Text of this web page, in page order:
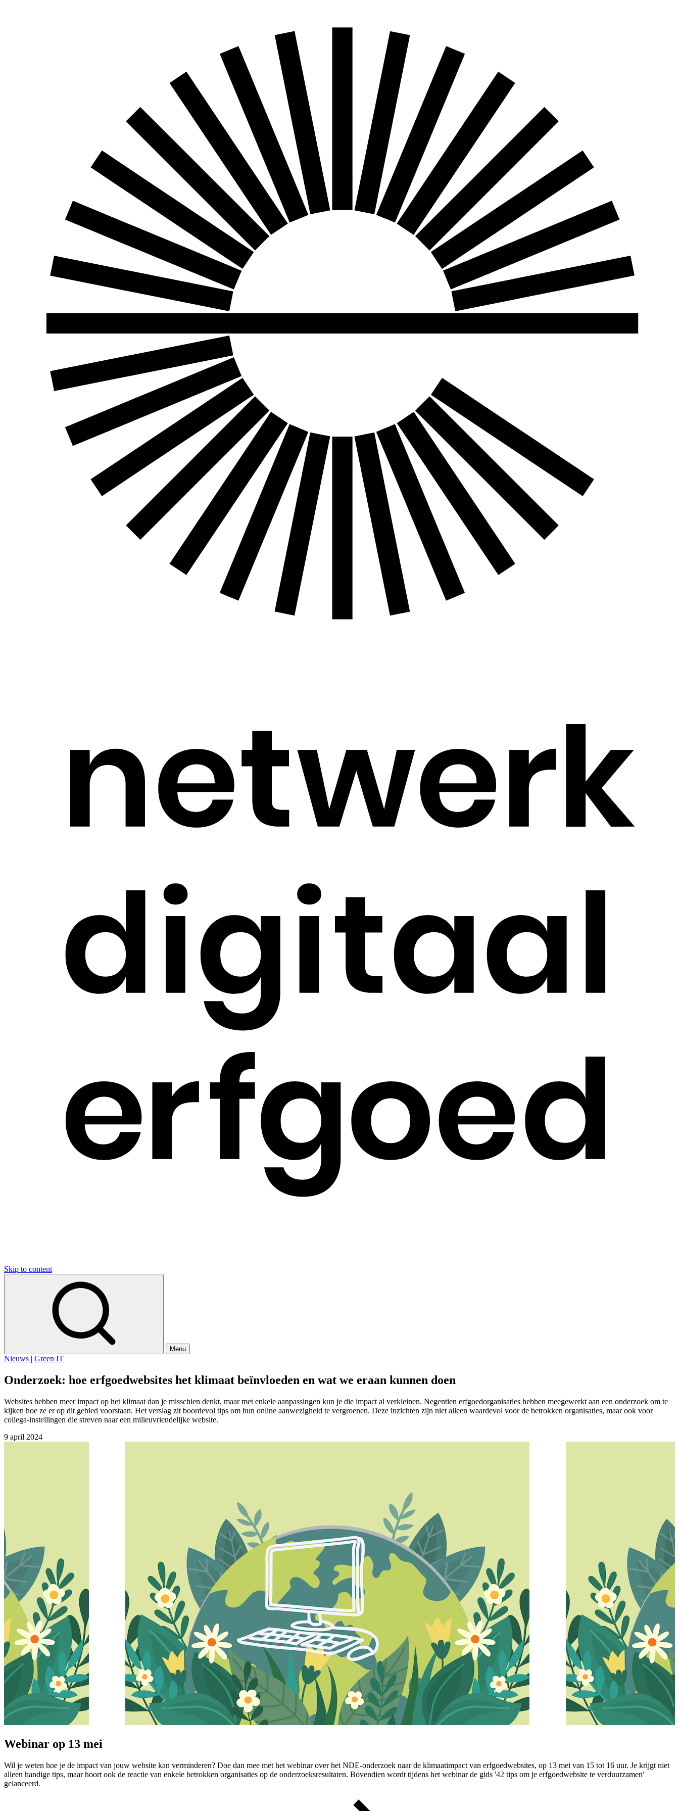
Skip to content
Menu
Nieuws | Green IT
Onderzoek: hoe erfgoedwebsites het klimaat beïnvloeden en wat we eraan kunnen doen
Websites hebben meer impact op het klimaat dan je misschien denkt, maar met enkele aanpassingen kun je die impact al verkleinen. Negentien erfgoedorganisaties hebben meegewerkt aan een onderzoek om te
kijken hoe ze er op dit gebied voorstaan. Het verslag zit boordevol tips om hun online aanwezigheid te vergroenen. Deze inzichten zijn niet alleen waardevol voor de betrokken organisaties, maar ook voor
collega-instellingen die streven naar een milieuvriendelijke website.
9 april 2024
Webinar op 13 mei
Wil je weten hoe je de impact van jouw website kan verminderen? Doe dan mee met het webinar over het NDE-onderzoek naar de klimaatimpact van erfgoedwebsites, op 13 mei van 15 tot 16 uur. Je krijgt niet
alleen handige tips, maar hoort ook de reactie van enkele betrokken organisaties op de onderzoeksresultaten. Bovendien wordt tijdens het webinar de gids '42 tips om je erfgoedwebsite te verduurzamen'
gelanceerd.